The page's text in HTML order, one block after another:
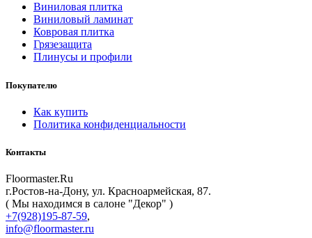
Виниловая плитка
Виниловый ламинат
Ковровая плитка
Грязезащита
Плинусы и профили
Покупателю
Как купить
Политика конфиденциальности
Контакты
Floormaster.Ru
г.Ростов-на-Дону, ул. Красноармейская, 87.
( Мы находимся в салоне "Декор" )
+7(928)195-87-59,
info@floormaster.ru